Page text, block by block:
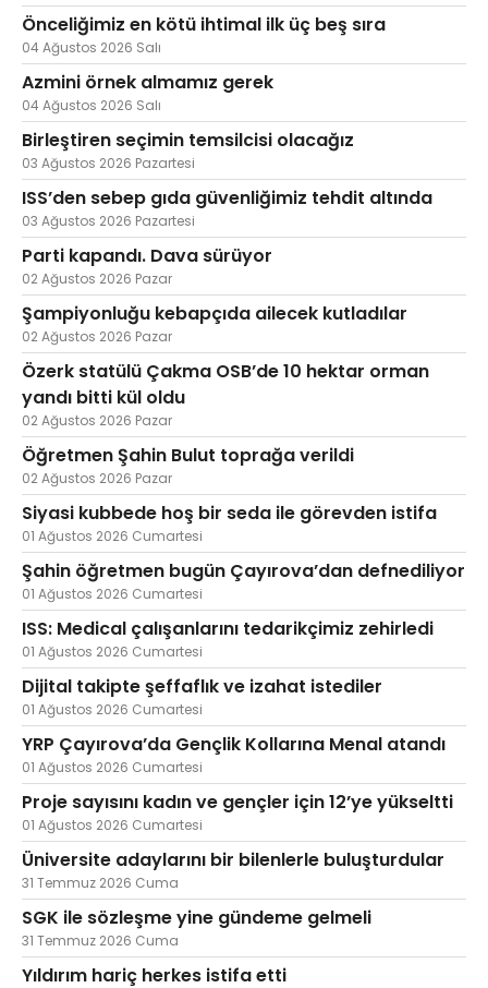
Önceliğimiz en kötü ihtimal ilk üç beş sıra
04 Ağustos 2026 Salı
Azmini örnek almamız gerek
04 Ağustos 2026 Salı
Birleştiren seçimin temsilcisi olacağız
03 Ağustos 2026 Pazartesi
ISS’den sebep gıda güvenliğimiz tehdit altında
03 Ağustos 2026 Pazartesi
Parti kapandı. Dava sürüyor
02 Ağustos 2026 Pazar
Şampiyonluğu kebapçıda ailecek kutladılar
02 Ağustos 2026 Pazar
Özerk statülü Çakma OSB’de 10 hektar orman
yandı bitti kül oldu
02 Ağustos 2026 Pazar
Öğretmen Şahin Bulut toprağa verildi
02 Ağustos 2026 Pazar
Siyasi kubbede hoş bir seda ile görevden istifa
01 Ağustos 2026 Cumartesi
Şahin öğretmen bugün Çayırova’dan defnediliyor
01 Ağustos 2026 Cumartesi
ISS: Medical çalışanlarını tedarikçimiz zehirledi
01 Ağustos 2026 Cumartesi
Dijital takipte şeffaflık ve izahat istediler
01 Ağustos 2026 Cumartesi
YRP Çayırova’da Gençlik Kollarına Menal atandı
01 Ağustos 2026 Cumartesi
Proje sayısını kadın ve gençler için 12’ye yükseltti
01 Ağustos 2026 Cumartesi
Üniversite adaylarını bir bilenlerle buluşturdular
31 Temmuz 2026 Cuma
SGK ile sözleşme yine gündeme gelmeli
31 Temmuz 2026 Cuma
Yıldırım hariç herkes istifa etti